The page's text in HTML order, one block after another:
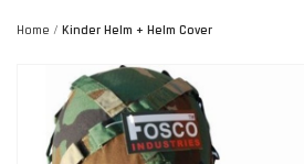
Home / Kinder Helm + Helm Cover